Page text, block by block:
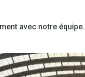
avec notre équipe.